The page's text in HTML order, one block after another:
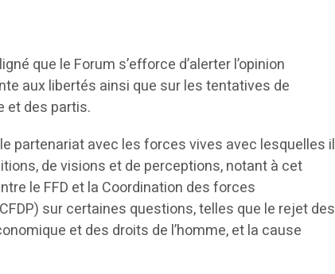
que le Forum s’efforce d’alerter l’opinion
aux libertés ainsi que sur les tentatives de
et des partis.
partenariat avec les forces vives avec lesquelles il
de visions et de perceptions, notant à cet
le FFD et la Coordination des forces
sur certaines questions, telles que le rejet des
et des droits de l’homme, et la cause